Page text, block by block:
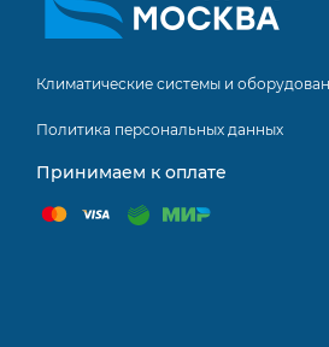
Серия COMFORT CLASS on/off
Они рассчитаны на помещения,
также в кабинетах офисов.
Климатические системы и
Политика персональных данных
Принимаем к оплате